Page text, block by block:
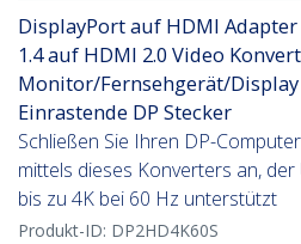
DisplayPort auf HDMI Adapter
1.4 auf HDMI 2.0 Video
Monitor/Fernsehgerät/
Einrastende DP Stecker
Schließen Sie Ihren DP-
mittels dieses Konverters an,
bis zu 4K bei 60 Hz unterstützt
Produkt-ID: DP2HD4K60S